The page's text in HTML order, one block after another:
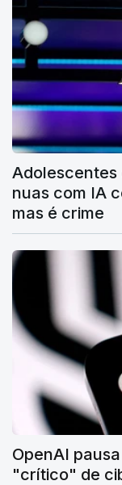
Adolescentes
nuas com IA
mas é crime
OpenAI
"crítico" de